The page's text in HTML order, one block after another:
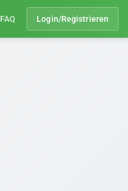
FAQ Login/Registrieren